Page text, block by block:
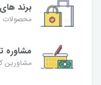
برند
محصولات
مشاورین